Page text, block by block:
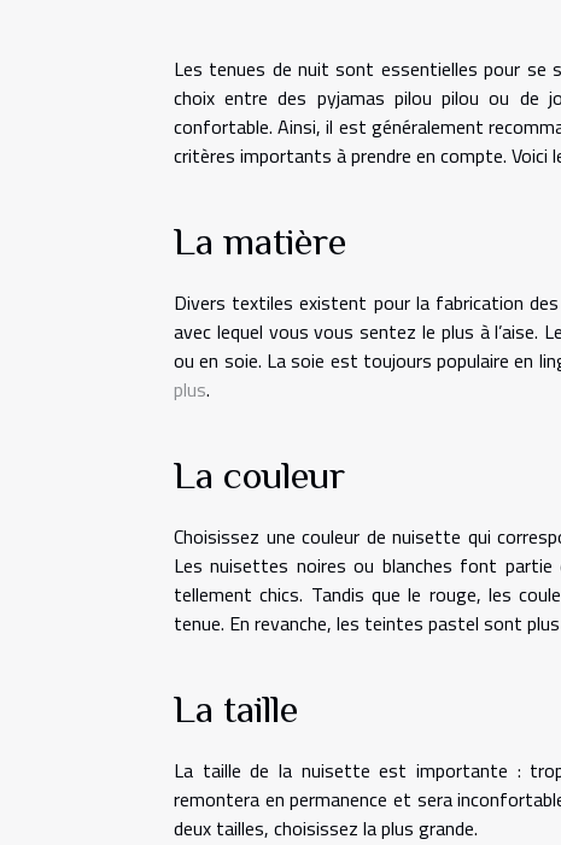
Les tenues de nuit sont essentielles pour se
choix entre des pyjamas pilou pilou ou de
confortable. Ainsi, il est généralement
critères importants à prendre en compte. Voici
La matière
Divers textiles existent pour la fabrication
avec lequel vous vous sentez le plus à
ou en soie. La soie est toujours populaire en
plus.
La couleur
Choisissez une couleur de nuisette qui
Les nuisettes noires ou blanches font
tellement chics. Tandis que le rouge, les
tenue. En revanche, les teintes pastel sont
La taille
La taille de la nuisette est importante :
remontera en permanence et sera
deux tailles, choisissez la plus grande.